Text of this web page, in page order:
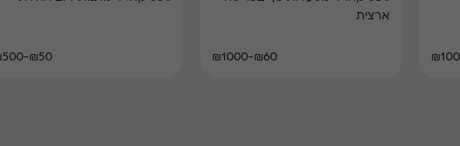
ארצית
₪60-₪1000
₪50-₪500